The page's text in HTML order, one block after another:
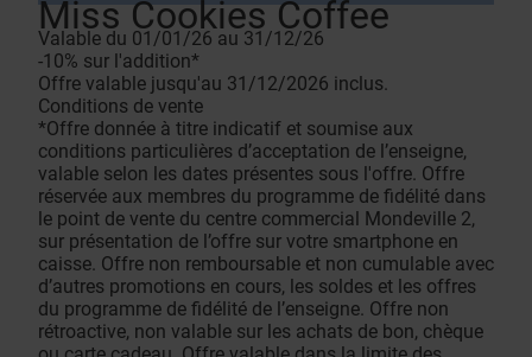
Miss Cookies Coffee
Valable du 01/01/26 au 31/12/26
-10% sur l'addition*
Offre valable jusqu'au 31/12/2026 inclus.
Conditions de vente
*Offre donnée à titre indicatif et soumise aux
conditions particulières d’acceptation de l’enseigne,
valable selon les dates présentes sous l'offre. Offre
réservée aux membres du programme de fidélité dans
le point de vente du centre commercial Mondeville 2,
sur présentation de l’offre sur votre smartphone en
caisse. Offre non remboursable et non cumulable avec
d’autres promotions en cours, les soldes et les offres
du programme de fidélité de l’enseigne. Offre non
rétroactive, non valable sur les achats de bon, chèque